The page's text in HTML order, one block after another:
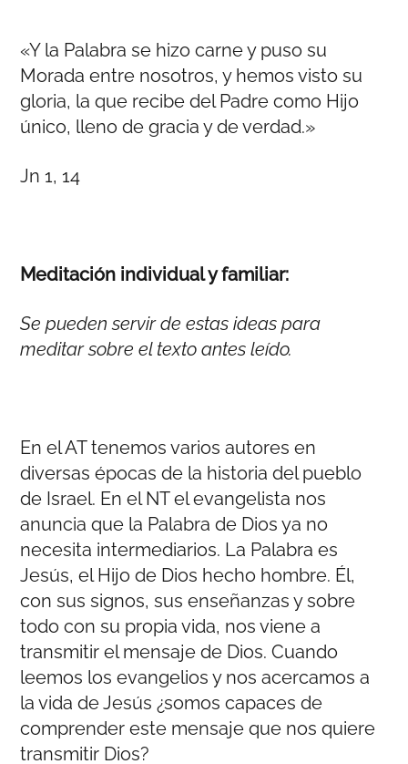
«Y la Palabra se hizo carne y puso su
Morada entre nosotros, y hemos visto su
gloria, la que recibe del Padre como Hijo
único, lleno de gracia y de verdad.»
Jn 1, 14
Meditación individual y familiar:
Se pueden servir de estas ideas para
meditar sobre el texto antes leído.
En el AT tenemos varios autores en
diversas épocas de la historia del pueblo
de Israel. En el NT el evangelista nos
anuncia que la Palabra de Dios ya no
necesita intermediarios. La Palabra es
Jesús, el Hijo de Dios hecho hombre. Él,
con sus signos, sus enseñanzas y sobre
todo con su propia vida, nos viene a
transmitir el mensaje de Dios. Cuando
leemos los evangelios y nos acercamos a
la vida de Jesús ¿somos capaces de
comprender este mensaje que nos quiere
transmitir Dios?